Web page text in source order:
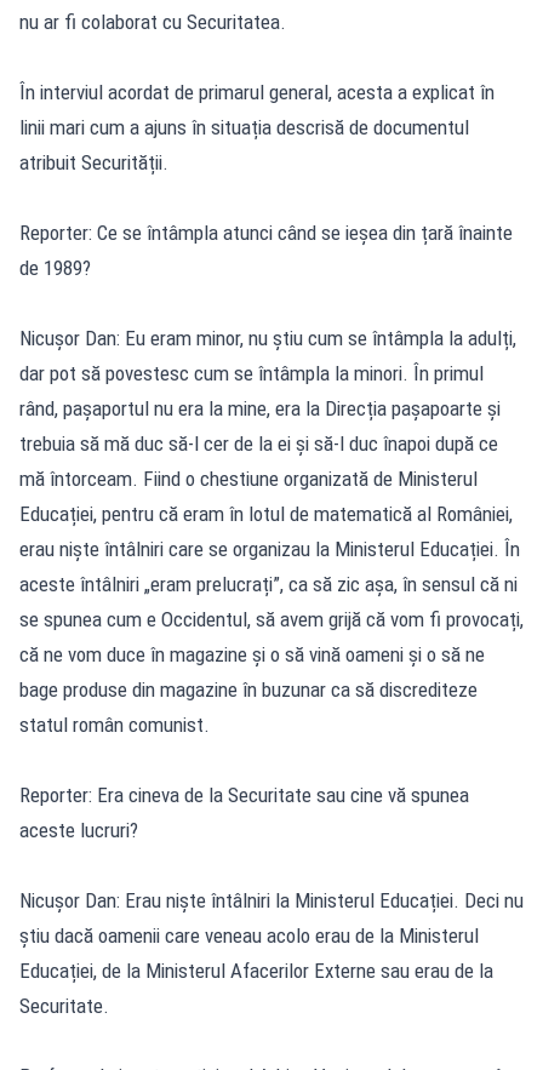
nu ar fi colaborat cu Securitatea.
În interviul acordat de primarul general, acesta a explicat în
linii mari cum a ajuns în situația descrisă de documentul
atribuit Securității.
Reporter: Ce se întâmpla atunci când se ieșea din țară înainte
de 1989?
Nicușor Dan: Eu eram minor, nu știu cum se întâmpla la adulți,
dar pot să povestesc cum se întâmpla la minori. În primul
rând, pașaportul nu era la mine, era la Direcția pașapoarte și
trebuia să mă duc să-l cer de la ei și să-l duc înapoi după ce
mă întorceam. Fiind o chestiune organizată de Ministerul
Educației, pentru că eram în lotul de matematică al României,
erau niște întâlniri care se organizau la Ministerul Educației. În
aceste întâlniri „eram prelucrați”, ca să zic așa, în sensul că ni
se spunea cum e Occidentul, să avem grijă că vom fi provocați,
că ne vom duce în magazine și o să vină oameni și o să ne
bage produse din magazine în buzunar ca să discrediteze
statul român comunist.
Reporter: Era cineva de la Securitate sau cine vă spunea
aceste lucruri?
Nicușor Dan: Erau niște întâlniri la Ministerul Educației. Deci nu
știu dacă oamenii care veneau acolo erau de la Ministerul
Educației, de la Ministerul Afacerilor Externe sau erau de la
Securitate.